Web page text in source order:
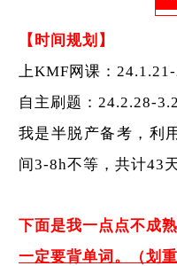
【时间规划】
上KMF网课：24.1.21-
自主刷题：24.2.28-
我是半脱产备考，利
间3-8h不等，共计43
下面是我一点点不成
一定要背单词。（划重